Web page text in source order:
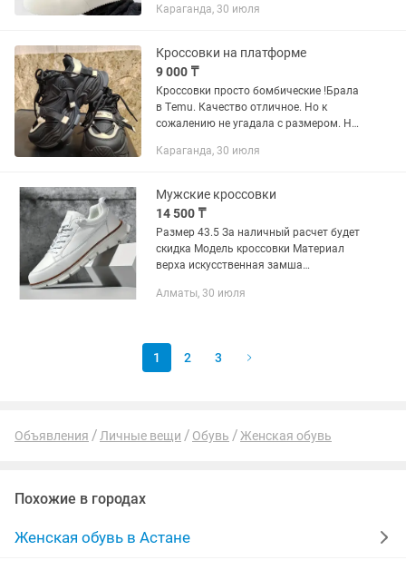
Караганда, 30 июля
Кроссовки на платформе
9 000 ₸
Кроссовки просто бомбические !Брала
в Тemu. Качество отличное. Но к
сожалению не угадала с размером. На
маломерят на размер.
Караганда, 30 июля
Мужские кроссовки
14 500 ₸
Размер 43.5 За наличный расчет будет
скидка Модель кроссовки Материал
верха искусственная замша
Алматы, 30 июля
1 2 3
Объявления Личные вещи Обувь Женская обувь
Похожие в городах
Женская обувь в Астане